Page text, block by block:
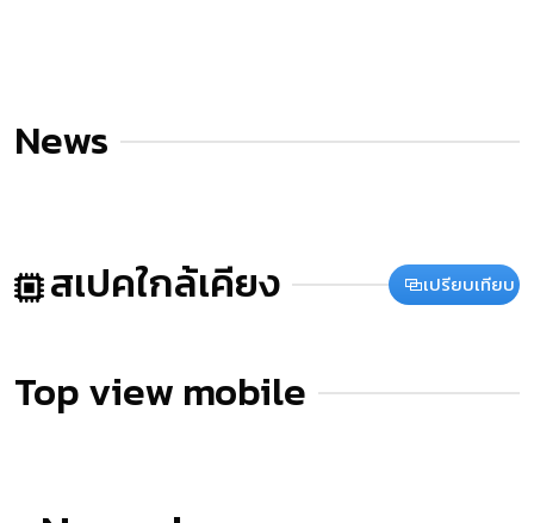
News
สเปคใกล้เคียง เปรียบเทียบ
Top view mobile